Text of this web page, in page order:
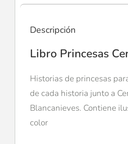
Descripción
Libro Princesas
Historias de princesas
de cada historia junto a
Blancanieves. Contiene
color